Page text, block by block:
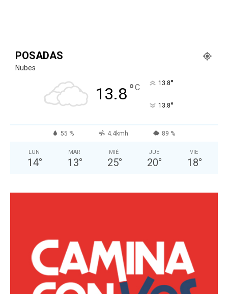
POSADAS
Nubes
13.8°C 13.8°
13.8°
55 % 4.4kmh 89 %
LUN
14°
MAR
13°
MIÉ
25°
JUE
20°
VIE
18°